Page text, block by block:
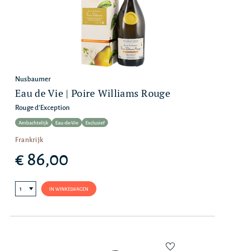
Nusbaumer
Eau de Vie | Poire Williams Rouge
Rouge d'Exception
Ambachtelijk Eau-de-Vie Exclusief
Frankrijk
€ 86,00
IN WINKELWAGEN